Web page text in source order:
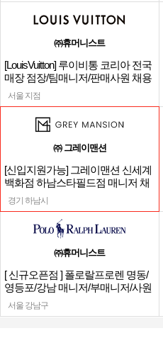
㈜휴머니스트
[LouisVuitton] 루이비통 코리아 전국
매장 점장/팀매니저/판매사원 채용
서울 지점
㈜ 그레이맨션
[신입지원가능] 그레이맨션 신세계
백화점 하남스타필드점 매니저 채
용
경기 하남시
㈜휴머니스트
[ 신규오픈점 ] 폴로랄프로렌 명동/
영등포/강남 매니저/부매니저/사원
서울 강남구